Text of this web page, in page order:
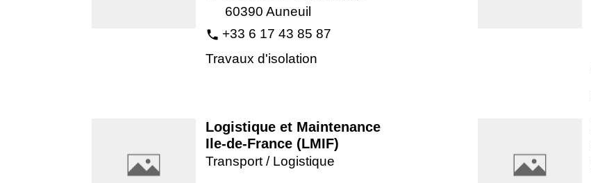
60390 Auneuil
phone +33 6 17 43 85 87
Travaux d'isolation
Logistique et Maintenance
Ile-de-France (LMIF)
Transport / Logistique